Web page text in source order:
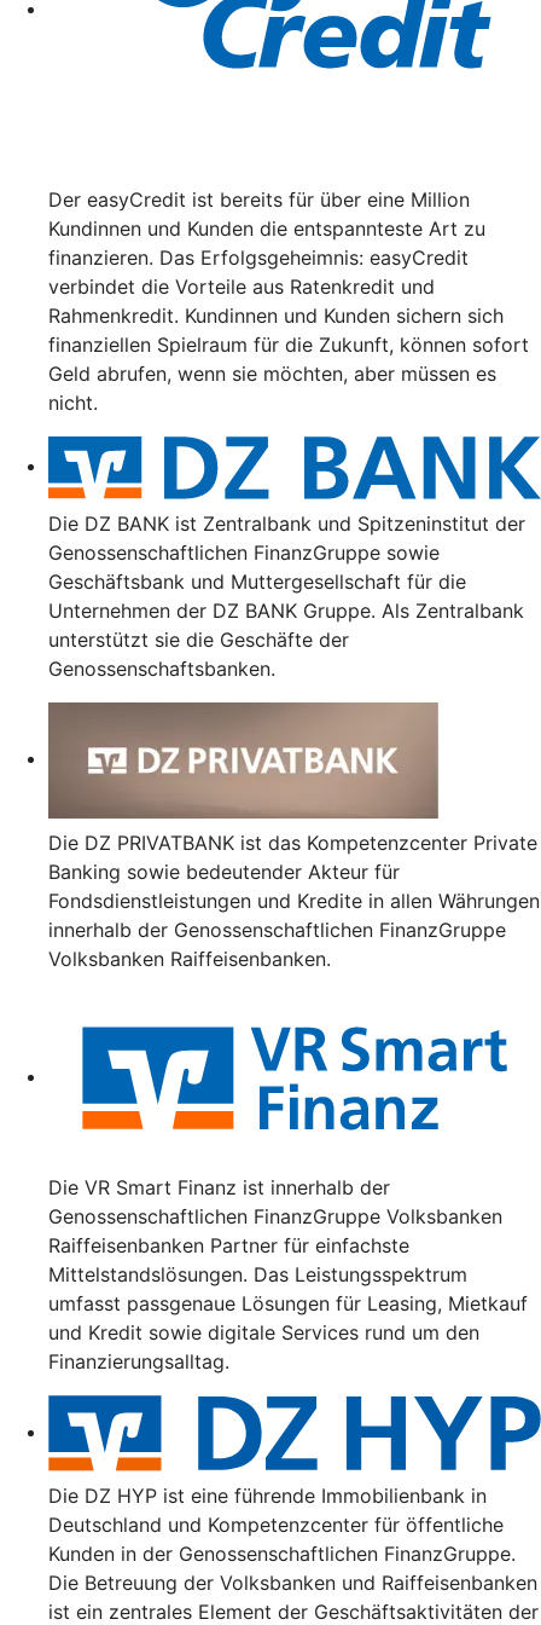
Der easyCredit ist bereits für über eine Million
Kundinnen und Kunden die entspannteste Art zu
finanzieren. Das Erfolgsgeheimnis: easyCredit
verbindet die Vorteile aus Ratenkredit und
Rahmenkredit. Kundinnen und Kunden sichern sich
finanziellen Spielraum für die Zukunft, können sofort
Geld abrufen, wenn sie möchten, aber müssen es
nicht.
Die DZ BANK ist Zentralbank und Spitzeninstitut der
Genossenschaftlichen FinanzGruppe sowie
Geschäftsbank und Muttergesellschaft für die
Unternehmen der DZ BANK Gruppe. Als Zentralbank
unterstützt sie die Geschäfte der
Genossenschaftsbanken.
Die DZ PRIVATBANK ist das Kompetenzcenter Private
Banking sowie bedeutender Akteur für
Fondsdienstleistungen und Kredite in allen Währungen
innerhalb der Genossenschaftlichen FinanzGruppe
Volksbanken Raiffeisenbanken.
Die VR Smart Finanz ist innerhalb der
Genossenschaftlichen FinanzGruppe Volksbanken
Raiffeisenbanken Partner für einfachste
Mittelstandslösungen. Das Leistungsspektrum
umfasst passgenaue Lösungen für Leasing, Mietkauf
und Kredit sowie digitale Services rund um den
Finanzierungsalltag.
Die DZ HYP ist eine führende Immobilienbank in
Deutschland und Kompetenzcenter für öffentliche
Kunden in der Genossenschaftlichen FinanzGruppe.
Die Betreuung der Volksbanken und Raiffeisenbanken
ist ein zentrales Element der Geschäftsaktivitäten der